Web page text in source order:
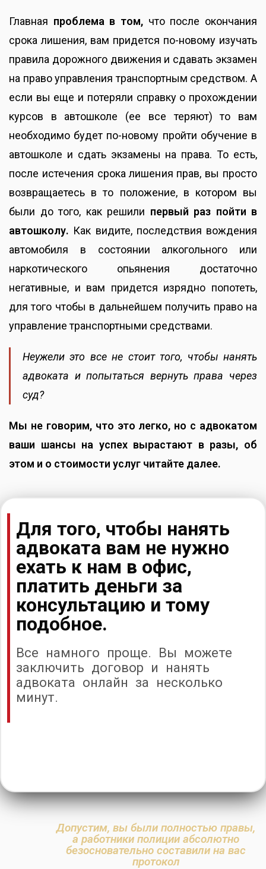
Главная проблема в том, что после окончания
срока лишения, вам придется по-новому изучать
правила дорожного движения и сдавать экзамен
на право управления транспортным средством. А
если вы еще и потеряли справку о прохождении
курсов в автошколе (ее все теряют) то вам
необходимо будет по-новому пройти обучение в
автошколе и сдать экзамены на права. То есть,
после истечения срока лишения прав, вы просто
возвращаетесь в то положение, в котором вы
были до того, как решили первый раз пойти в
автошколу. Как видите, последствия вождения
автомобиля в состоянии алкогольного или
наркотического опьянения достаточно
негативные, и вам придется изрядно попотеть,
для того чтобы в дальнейшем получить право на
управление транспортными средствами.
Неужели это все не стоит того, чтобы нанять
адвоката и попытаться вернуть права через
суд?
Мы не говорим, что это легко, но с адвокатом
ваши шансы на успех вырастают в разы, об
этом и о стоимости услуг читайте далее.
Для того, чтобы нанять
адвоката вам не нужно
ехать к нам в офис,
платить деньги за
консультацию и тому
подобное.
Все намного проще. Вы можете
заключить договор и нанять
адвоката онлайн за несколько
минут.
Допустим, вы были полностью правы,
а работники полиции абсолютно
безосновательно составили на вас
протокол